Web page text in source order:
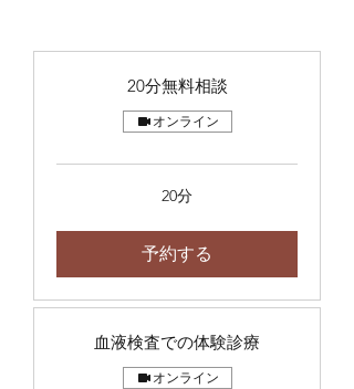
20分無料相談
オンライン
20分
予約する
血液検査での体験診療
オンライン